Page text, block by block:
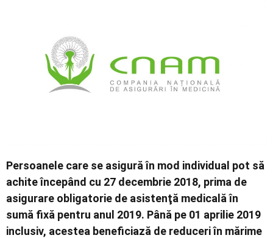
Persoanele care se asigură în mod individual pot să
achite începând cu 27 decembrie 2018, prima de
asigurare obligatorie de asistenţă medicală în
sumă fixă pentru anul 2019. Până pe 01 aprilie 2019
inclusiv, acestea beneficiază de reduceri în mărime